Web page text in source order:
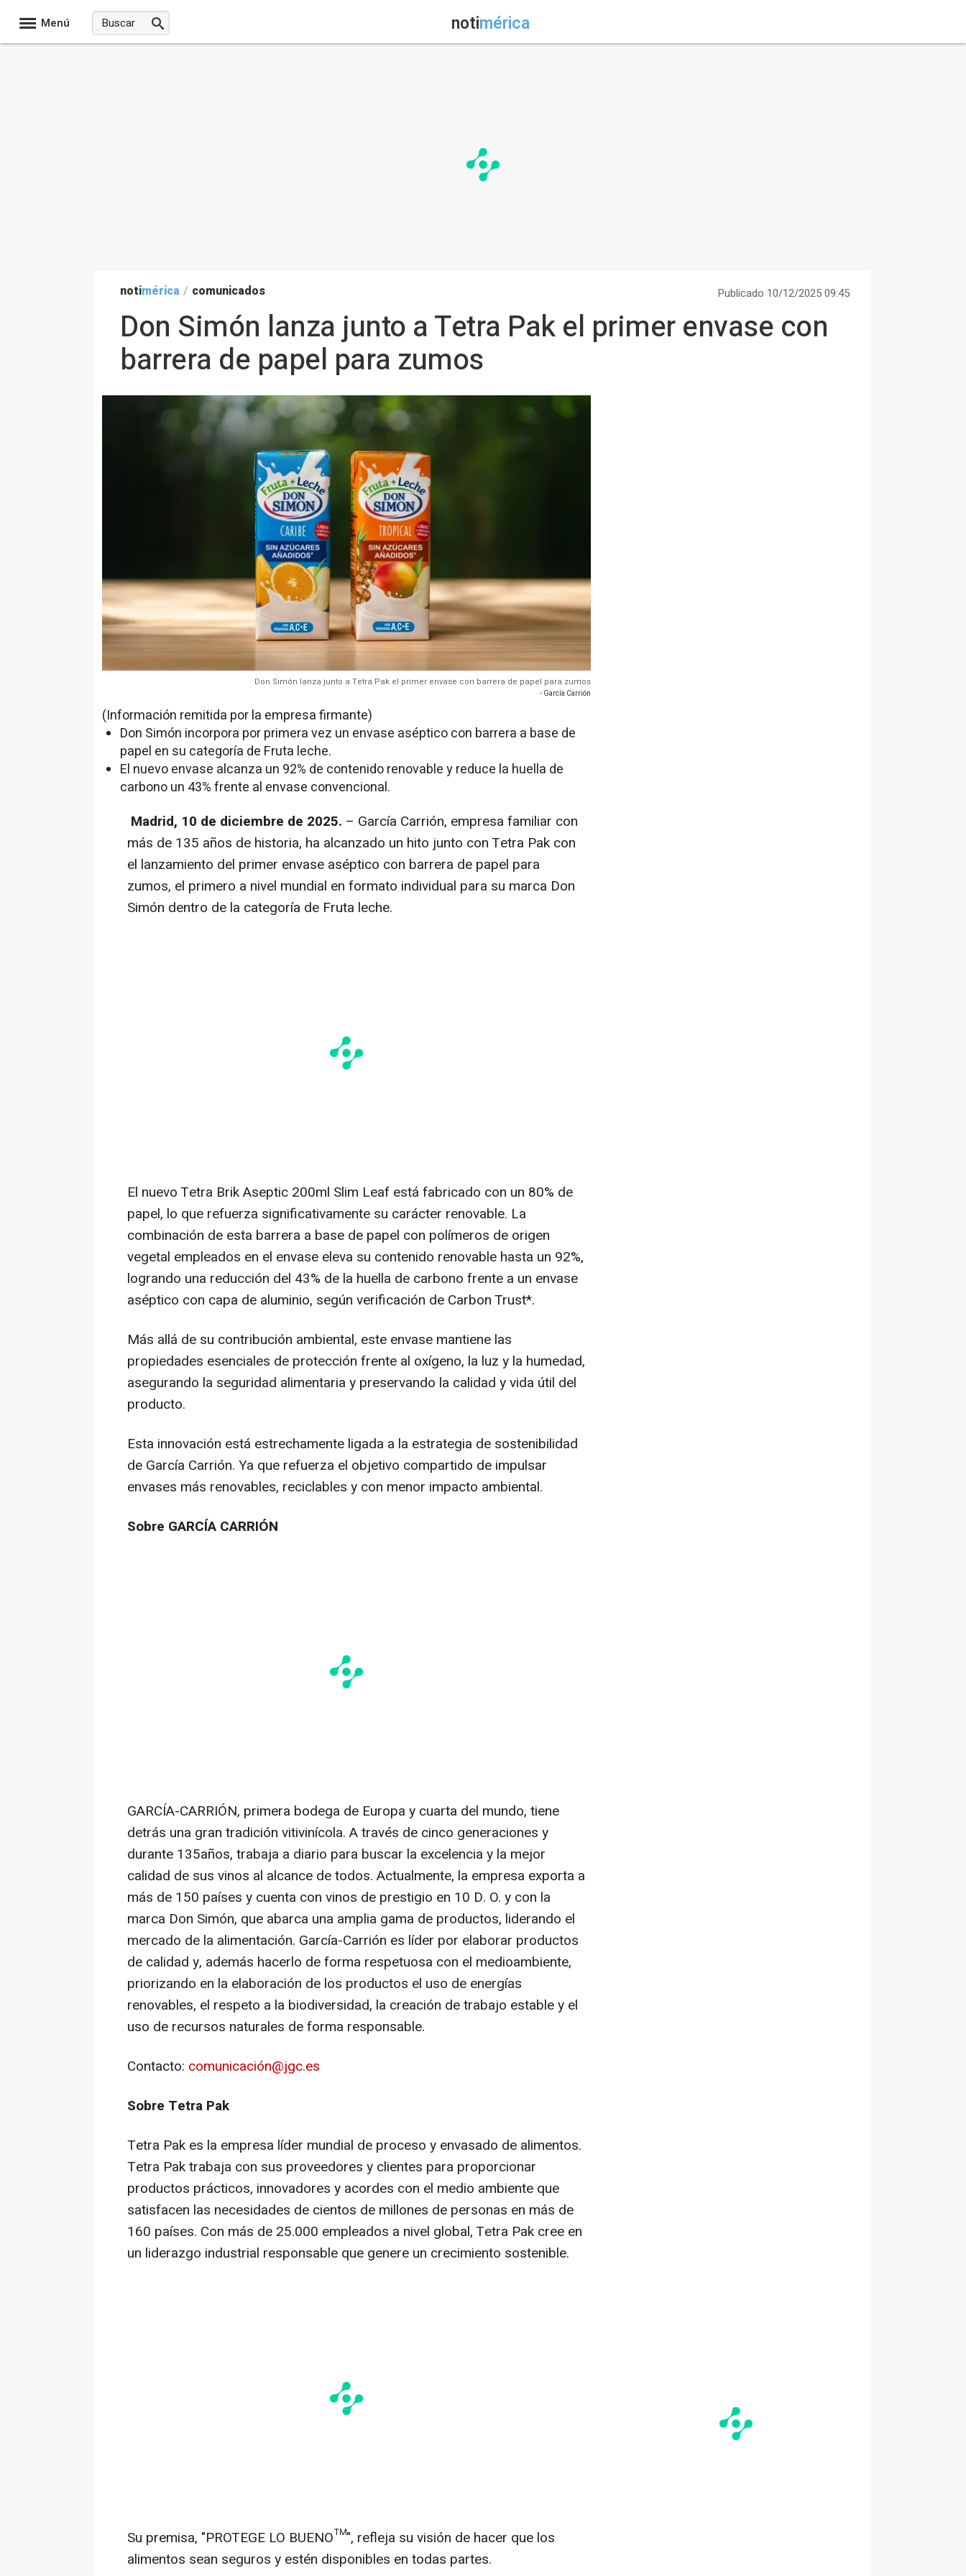
Menú notimérica
notimérica / comunicados Publicado 10/12/2025 09:45
Don Simón lanza junto a Tetra Pak el primer envase con
barrera de papel para zumos
Don Simón lanza junto a Tetra Pak el primer envase con barrera de papel para zumos
- García Carrión
(Información remitida por la empresa firmante)
Don Simón incorpora por primera vez un envase aséptico con barrera a base de
papel en su categoría de Fruta leche.
El nuevo envase alcanza un 92% de contenido renovable y reduce la huella de
carbono un 43% frente al envase convencional.
Madrid, 10 de diciembre de 2025. – García Carrión, empresa familiar con
más de 135 años de historia, ha alcanzado un hito junto con Tetra Pak con
el lanzamiento del primer envase aséptico con barrera de papel para
zumos, el primero a nivel mundial en formato individual para su marca Don
Simón dentro de la categoría de Fruta leche.
El nuevo Tetra Brik Aseptic 200ml Slim Leaf está fabricado con un 80% de
papel, lo que refuerza significativamente su carácter renovable. La
combinación de esta barrera a base de papel con polímeros de origen
vegetal empleados en el envase eleva su contenido renovable hasta un 92%,
logrando una reducción del 43% de la huella de carbono frente a un envase
aséptico con capa de aluminio, según verificación de Carbon Trust*.
Más allá de su contribución ambiental, este envase mantiene las
propiedades esenciales de protección frente al oxígeno, la luz y la humedad,
asegurando la seguridad alimentaria y preservando la calidad y vida útil del
producto.
Esta innovación está estrechamente ligada a la estrategia de sostenibilidad
de García Carrión. Ya que refuerza el objetivo compartido de impulsar
envases más renovables, reciclables y con menor impacto ambiental.
Sobre GARCÍA CARRIÓN
GARCÍA-CARRIÓN, primera bodega de Europa y cuarta del mundo, tiene
detrás una gran tradición vitivinícola. A través de cinco generaciones y
durante 135años, trabaja a diario para buscar la excelencia y la mejor
calidad de sus vinos al alcance de todos. Actualmente, la empresa exporta a
más de 150 países y cuenta con vinos de prestigio en 10 D. O. y con la
marca Don Simón, que abarca una amplia gama de productos, liderando el
mercado de la alimentación. García-Carrión es líder por elaborar productos
de calidad y, además hacerlo de forma respetuosa con el medioambiente,
priorizando en la elaboración de los productos el uso de energías
renovables, el respeto a la biodiversidad, la creación de trabajo estable y el
uso de recursos naturales de forma responsable.
Contacto: comunicación@jgc.es
Sobre Tetra Pak
Tetra Pak es la empresa líder mundial de proceso y envasado de alimentos.
Tetra Pak trabaja con sus proveedores y clientes para proporcionar
productos prácticos, innovadores y acordes con el medio ambiente que
satisfacen las necesidades de cientos de millones de personas en más de
160 países. Con más de 25.000 empleados a nivel global, Tetra Pak cree en
un liderazgo industrial responsable que genere un crecimiento sostenible.
Su premisa, "PROTEGE LO BUENO™", refleja su visión de hacer que los
alimentos sean seguros y estén disponibles en todas partes.